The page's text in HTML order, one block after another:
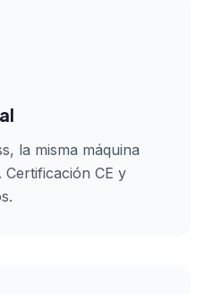
la misma máquina
CE y